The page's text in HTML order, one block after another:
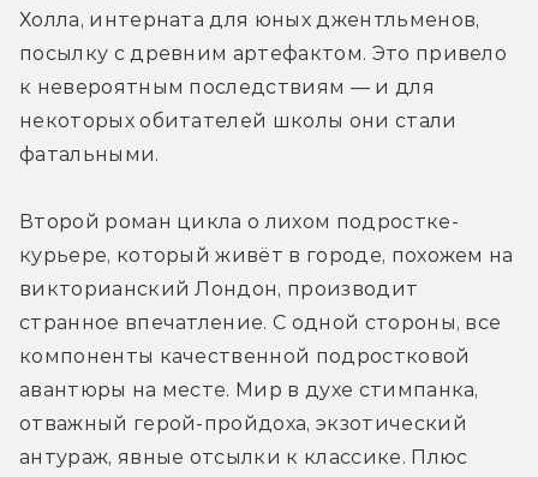
Холла, интерната для юных джентльменов,
посылку с древним артефактом. Это привело
к невероятным последствиям — и для
некоторых обитателей школы они стали
фатальными.
Второй роман цикла о лихом подростке-
курьере, который живёт в городе, похожем на
викторианский Лондон, производит
странное впечатление. С одной стороны, все
компоненты качественной подростковой
авантюры на месте. Мир в духе стимпанка,
отважный герой-пройдоха, экзотический
антураж, явные отсылки к классике. Плюс